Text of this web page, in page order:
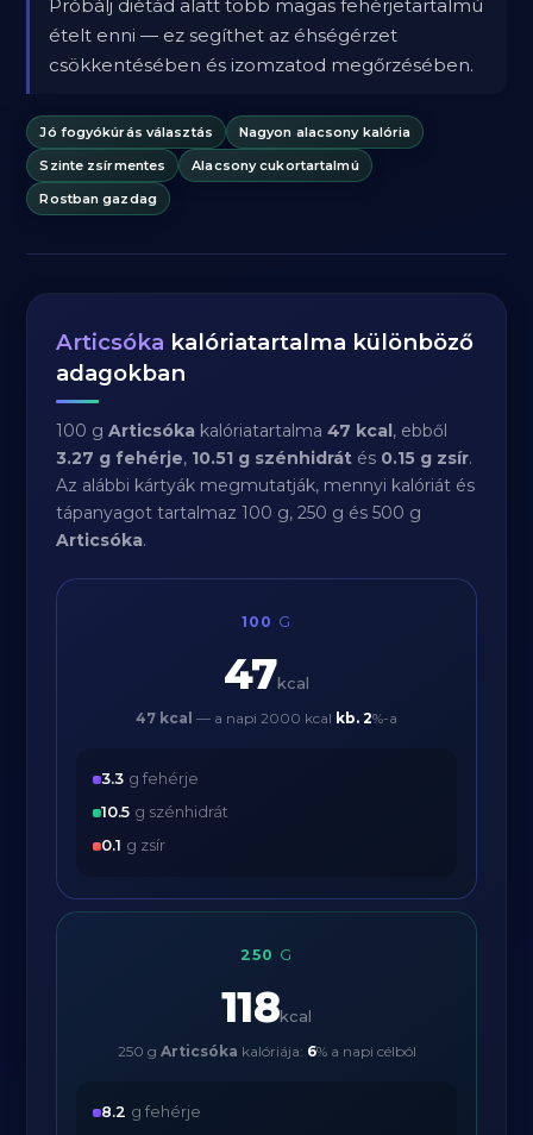
Próbálj diétád alatt több magas fehérjetartalmú
ételt enni — ez segíthet az éhségérzet
csökkentésében és izomzatod megőrzésében.
Jó fogyókúrás választás
Nagyon alacsony kalória
Szinte zsírmentes
Alacsony cukortartalmú
Rostban gazdag
Articsóka kalóriatartalma különböző
adagokban
100 gArticsóka kalóriatartalma47 kcal, ebből
3.27 g fehérje, 10.51 g szénhidrát és 0.15 g zsír.
Az alábbi kártyák megmutatják, mennyi kalóriát és
tápanyagot tartalmaz 100 g, 250 g és 500 g
Articsóka.
100 G
47kcal
47 kcal — a napi 2000 kcal kb. 2%-a
3.3 g fehérje
10.5 g szénhidrát
0.1 g zsír
250 G
118kcal
250 g Articsóka kalóriája: 6% a napi célból
8.2 g fehérje